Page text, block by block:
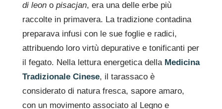
di leon o pisacjan, era una delle erbe più
raccolte in primavera. La tradizione contadina
preparava infusi con le sue foglie e radici,
attribuendo loro virtù depurative e tonificanti per
il fegato. Nella lettura energetica della Medicina
Tradizionale Cinese, il tarassaco è
considerato di natura fresca, sapore amaro,
con un movimento associato al Legno e